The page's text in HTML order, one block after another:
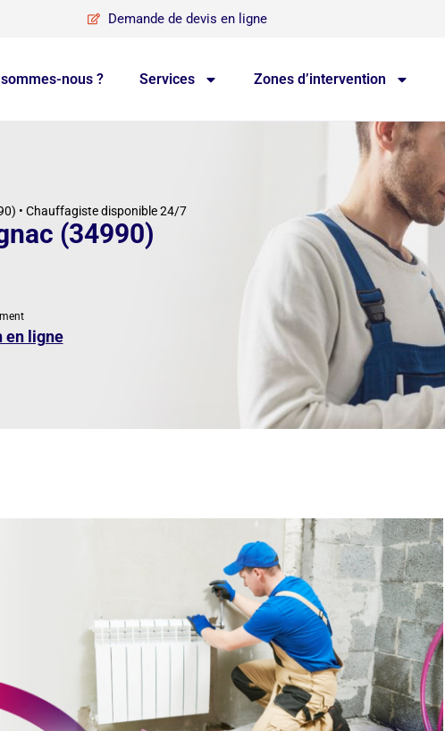
Demande de devis en ligne
nous ? Services Zones d’intervention
• Chauffagiste disponible 24/7
(34990)
en ligne